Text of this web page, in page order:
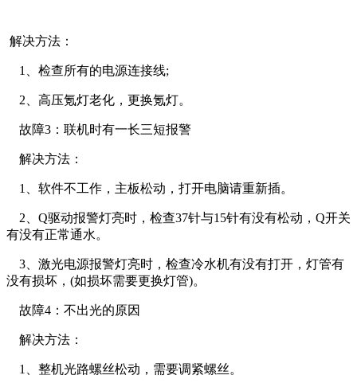
解决方法：
1、检查所有的电源连接线;
2、高压氪灯老化，更换氪灯。
故障3：联机时有一长三短报警
解决方法：
1、软件不工作，主板松动，打开电脑请重新插。
2、Q驱动报警灯亮时，检查37针与15针有没有松动，Q开关
有没有正常通水。
3、激光电源报警灯亮时，检查冷水机有没有打开，灯管有
没有损坏，(如损坏需要更换灯管)。
故障4：不出光的原因
解决方法：
1、整机光路螺丝松动，需要调紧螺丝。